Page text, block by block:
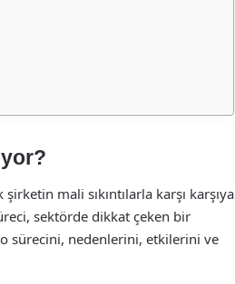
mali sıkıntılarla karşı karşıya
sektörde dikkat çeken bir
sürecini, nedenlerini, etkilerini ve